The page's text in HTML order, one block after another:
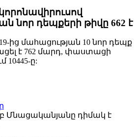
նոր դեպքերի թիվը 662 է
ից մահացության 10 նոր դեպք
է 762 մարդ, փաստացի
10445-ը:
դիմակ է